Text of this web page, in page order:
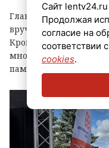
Главным событием
вручения знака
Кроме того,
многодетные семьи
памятные награды и
Сайт
Продолжая
согласие на
соответствии с
cookies.